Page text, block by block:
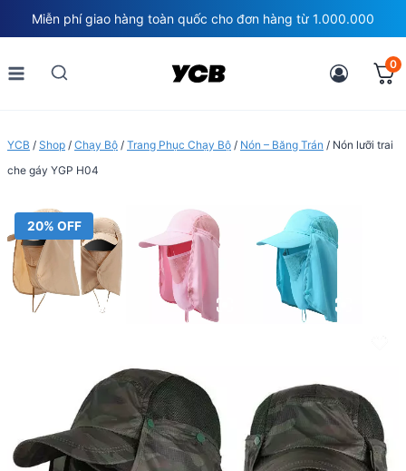
to
content
Miễn phí giao hàng toàn quốc cho đơn hàng từ 1.000.000
0
YCB / Shop / Chạy Bộ / Trang Phục Chạy Bộ / Nón – Băng Trán / Nón lưỡi trai
che gáy YGP H04
20% OFF